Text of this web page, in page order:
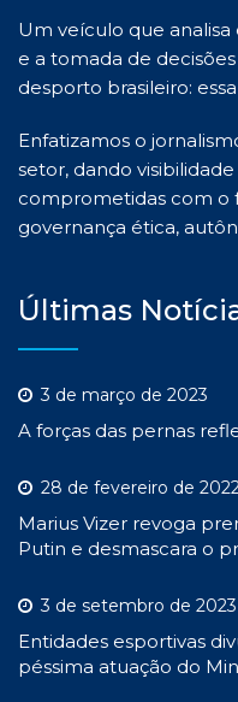
Um veículo que
e a tomada de
desporto brasileiro:
Enfatizamos o
setor, dando
comprometidas com o
governança ética,
Últimas
3 de março de 2023
A forças das pernas
28 de fevereiro de
Marius Vizer revoga
Putin e desmascara o
3 de setembro de 2023
Entidades esportivas
péssima atuação do